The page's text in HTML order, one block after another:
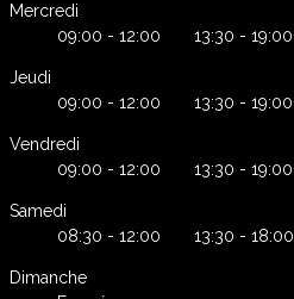
Mercredi
09:00 - 12:00 13:30 - 19:00
Jeudi
09:00 - 12:00 13:30 - 19:00
Vendredi
09:00 - 12:00 13:30 - 19:00
Samedi
08:30 - 12:00 13:30 - 18:00
Dimanche